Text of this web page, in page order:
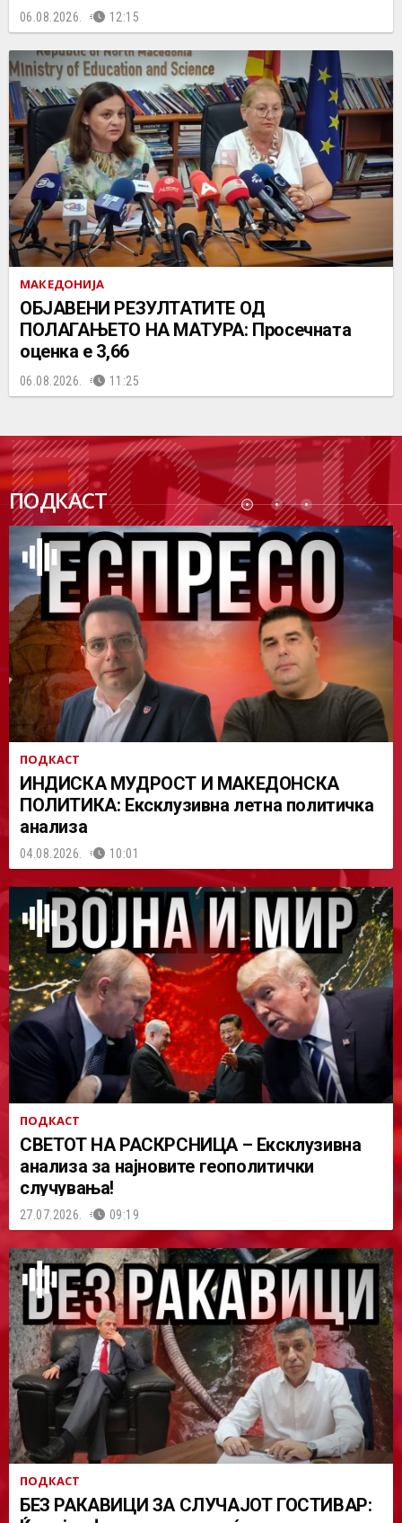
06.08.2026. 12:15
МАКЕДОНИЈА
ОБЈАВЕНИ РЕЗУЛТАТИТЕ ОД
ПОЛАГАЊЕТО НА МАТУРА: Просечната
оценка е 3,66
06.08.2026. 11:25
ПОДКАСТ
ПОДК
АСТ
ПОДКАСТ
ИНДИСКА МУДРОСТ И МАКЕДОНСКА
ПОЛИТИКА: Ексклузивна летна политичка
анализа
04.08.2026. 10:01
ПОДКАСТ
СВЕТОТ НА РАСКРСНИЦА – Ексклузивна
анализа за најновите геополитички
случувања!
27.07.2026. 09:19
ПОДКАСТ
БЕЗ РАКАВИЦИ ЗА СЛУЧАЈОТ ГОСТИВАР: